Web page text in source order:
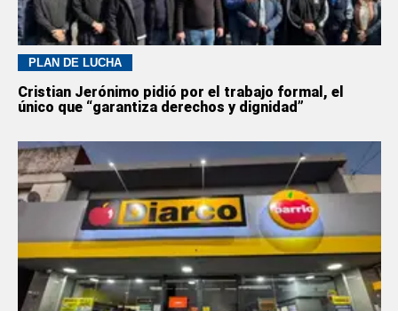
PLAN DE LUCHA
Cristian Jerónimo pidió por el trabajo formal, el
único que “garantiza derechos y dignidad”